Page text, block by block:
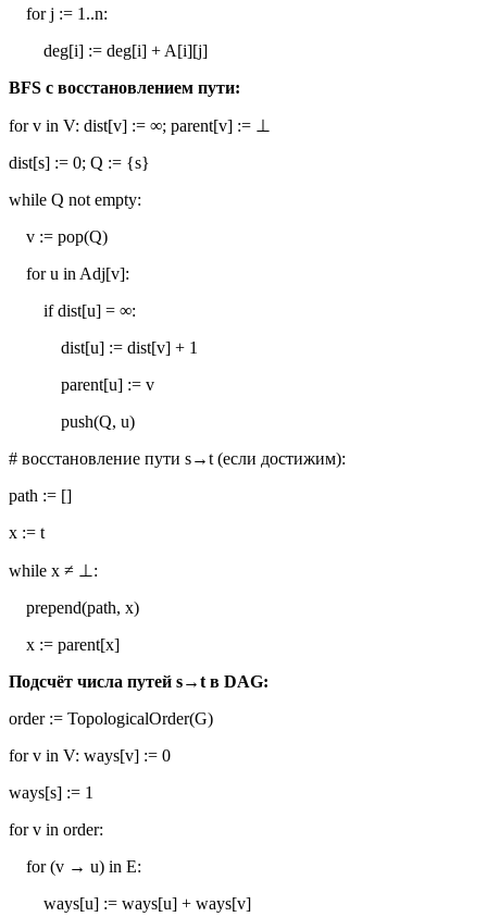
for j := 1..n:
deg[i] := deg[i] + A[i][j]
BFS с восстановлением пути:
for v in V: dist[v] := ∞; parent[v] := ⊥
dist[s] := 0; Q := {s}
while Q not empty:
v := pop(Q)
for u in Adj[v]:
if dist[u] = ∞:
dist[u] := dist[v] + 1
parent[u] := v
push(Q, u)
# восстановление пути s→t (если достижим):
path := []
x := t
while x ≠ ⊥:
prepend(path, x)
x := parent[x]
Подсчёт числа путей s→t в DAG:
order := TopologicalOrder(G)
for v in V: ways[v] := 0
ways[s] := 1
for v in order:
for (v → u) in E:
ways[u] := ways[u] + ways[v]